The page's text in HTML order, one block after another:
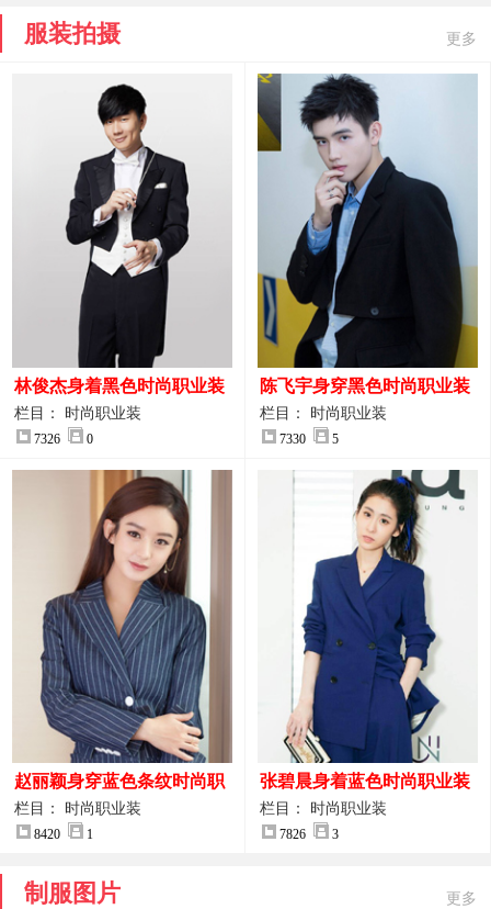
服装拍摄 更多
林俊杰身着黑色时尚职业装
制服图片
栏目： 时尚职业装
7326 0
陈飞宇身穿黑色时尚职业装
图片
栏目： 时尚职业装
7330 5
赵丽颖身穿蓝色条纹时尚职
业装图片
栏目： 时尚职业装
8420 1
张碧晨身着蓝色时尚职业装
服装图片
栏目： 时尚职业装
7826 3
制服图片 更多